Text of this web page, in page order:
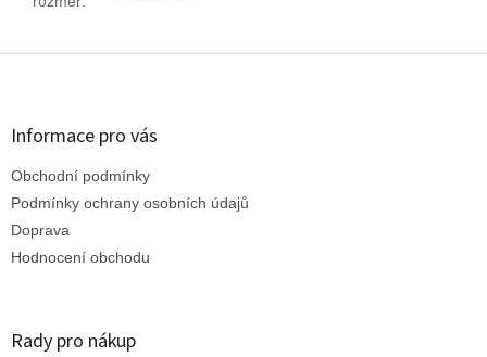
Z
Informace pro vás
Obchodní podmínky
Podmínky ochrany osobních údajů
Doprava
Hodnocení obchodu
Rady pro nákup